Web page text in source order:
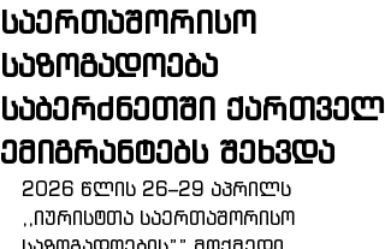
საერთაშორისო
საზოგადოება
საბერძნეთში ქართველ
ემიგრანტებს შეხვდა
2026 წლის 26–29 აპრილს
,,იურისტთა საერთაშორისო